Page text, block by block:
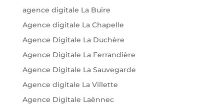
agence digitale La Buire
Agence digitale La Chapelle
Agence Digitale La Duchère
Agence Digitale La Ferrandière
Agence Digitale La Sauvegarde
Agence digitale La Villette
Agence Digitale Laënnec